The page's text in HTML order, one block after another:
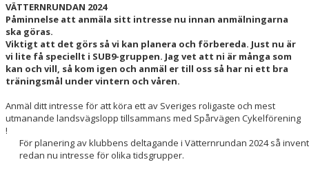
VÄTTERNRUNDAN 2024
Påminnelse att anmäla sitt intresse nu innan anmälningarna
ska göras.
Viktigt att det görs så vi kan planera och förbereda. Just nu är
vi lite få speciellt i SUB9-gruppen. Jag vet att ni är många som
kan och vill, så kom igen och anmäl er till oss så har ni ett bra
träningsmål under vintern och våren.
Anmäl ditt intresse för att köra ett av Sveriges roligaste och mest
utmanande landsvägslopp tillsammans med Spårvägen Cykelförening
!
För planering av klubbens deltagande i Vätternrundan 2024 så
redan nu intresse för olika tidsgrupper.